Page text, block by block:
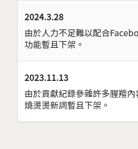
2024.3.28
由於人力不足難以配合
功能暫且下架。
2023.11.13
由於貢獻紀錄參雜許多腥羶
燒燙燙新詞暫且下架。